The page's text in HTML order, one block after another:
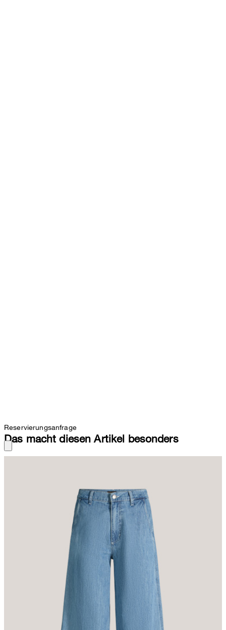
Reservierungsanfrage
Das macht diesen Artikel besonders
klassischen Five-Pocket-Stil. Für das komfortable Finish sorgt der
kombinierte Knopf-Zip-Verschluss. Der Look wirkt mit T-Shirts,
Blusen und eleganten Essentials wie einer Nadelstreifenweste.